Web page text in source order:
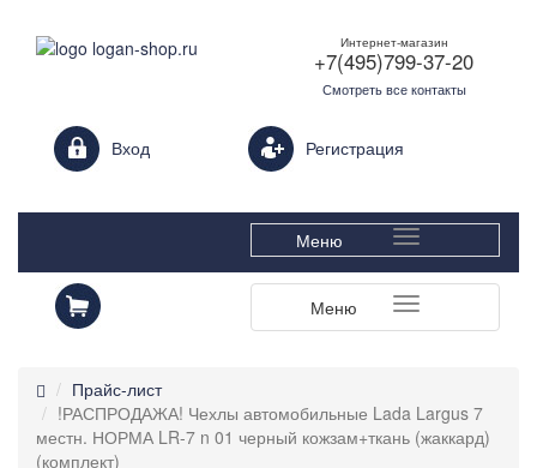
Интернет-магазин
+7(495)799-37-20
Смотреть все контакты
Вход Login form Регистрация
Меню
Меню
Прайс-лист
!РАСПРОДАЖА! Чехлы автомобильные Lada Largus 7
местн. НОРМА LR-7 n 01 черный кожзам+ткань (жаккард)
(комплект)